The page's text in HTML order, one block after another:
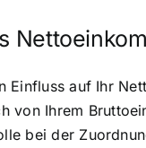
auf Ihr
von Ihrem
bei der